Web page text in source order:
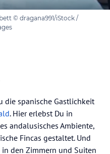
© dragana991/iStock /
die spanische Gastlichkeit
. Hier erlebst Du in
andalusisches Ambiente,
Fincas gestaltet. Und
den Zimmern und Suiten